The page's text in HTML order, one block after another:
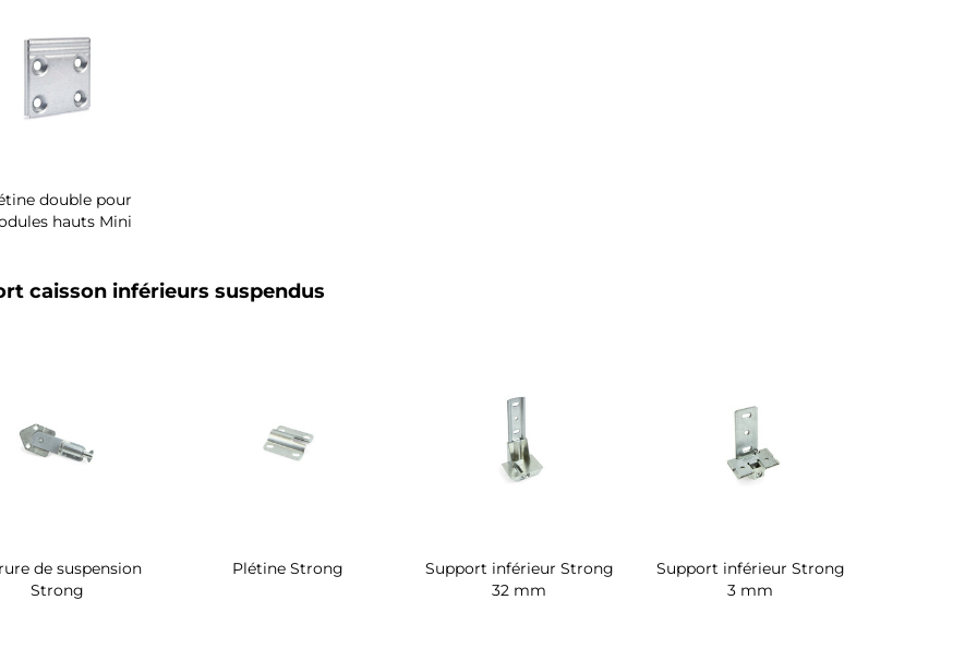
double pour
hauts Mini
caisson inférieurs suspendus
de suspension
Strong
Plétine Strong
Support inférieur Strong
32 mm
Support inférieur Strong
3 mm